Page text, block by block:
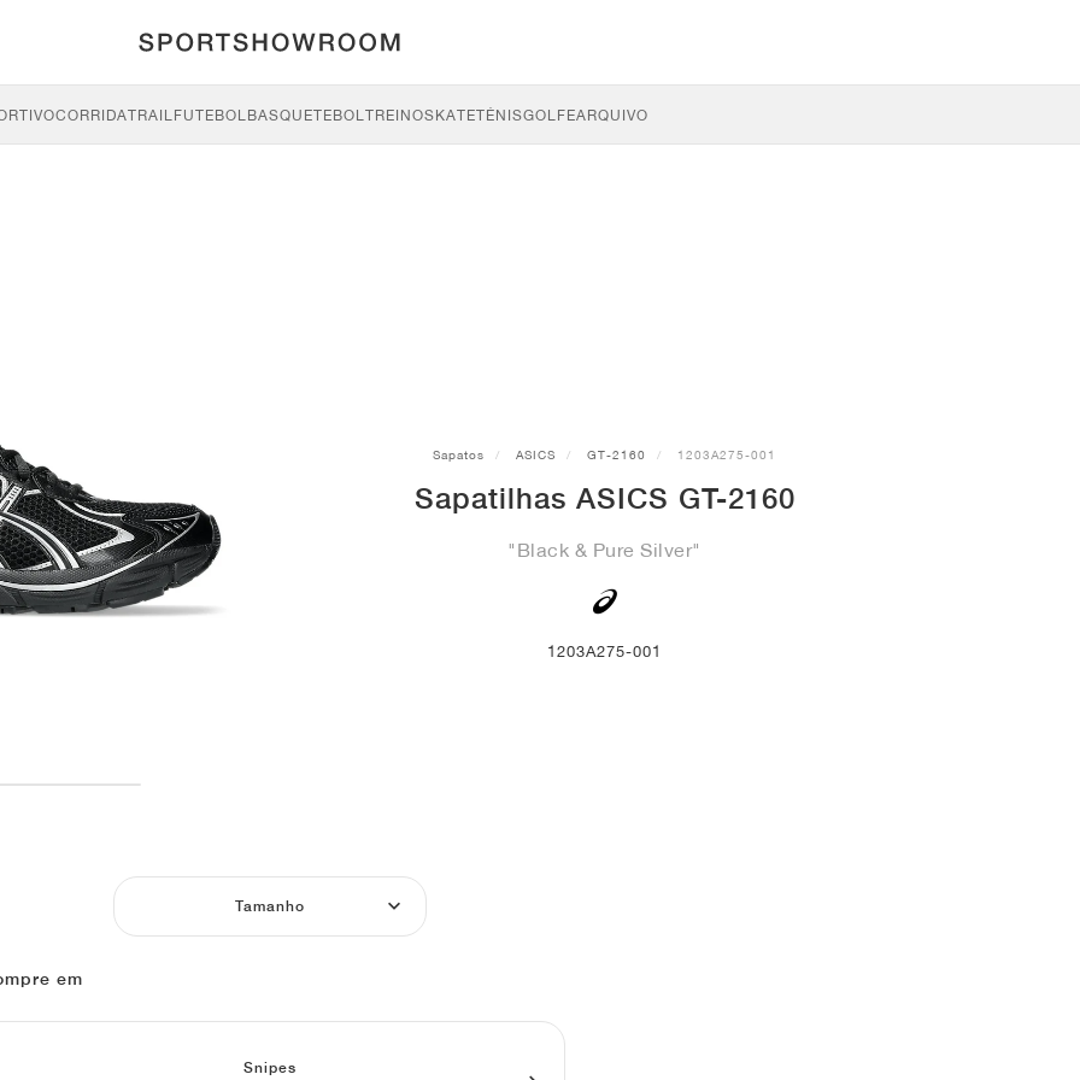
CORRIDATRAILFUTEBOLBASQUETEBOLTREINOSKATETÉNISGOLFEARQUIVO
Sapatos ASICS GT-2160 1203A275-001
Sapatilhas ASICS GT-2160
"Black & Pure Silver"
1203A275-001
Tamanho
em
Snipes